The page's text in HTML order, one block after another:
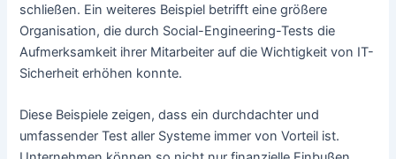
schließen. Ein weiteres Beispiel betrifft eine größere
Organisation, die durch Social-Engineering-Tests die
Aufmerksamkeit ihrer Mitarbeiter auf die Wichtigkeit von IT-
Sicherheit erhöhen konnte.
Diese Beispiele zeigen, dass ein durchdachter und
umfassender Test aller Systeme immer von Vorteil ist.